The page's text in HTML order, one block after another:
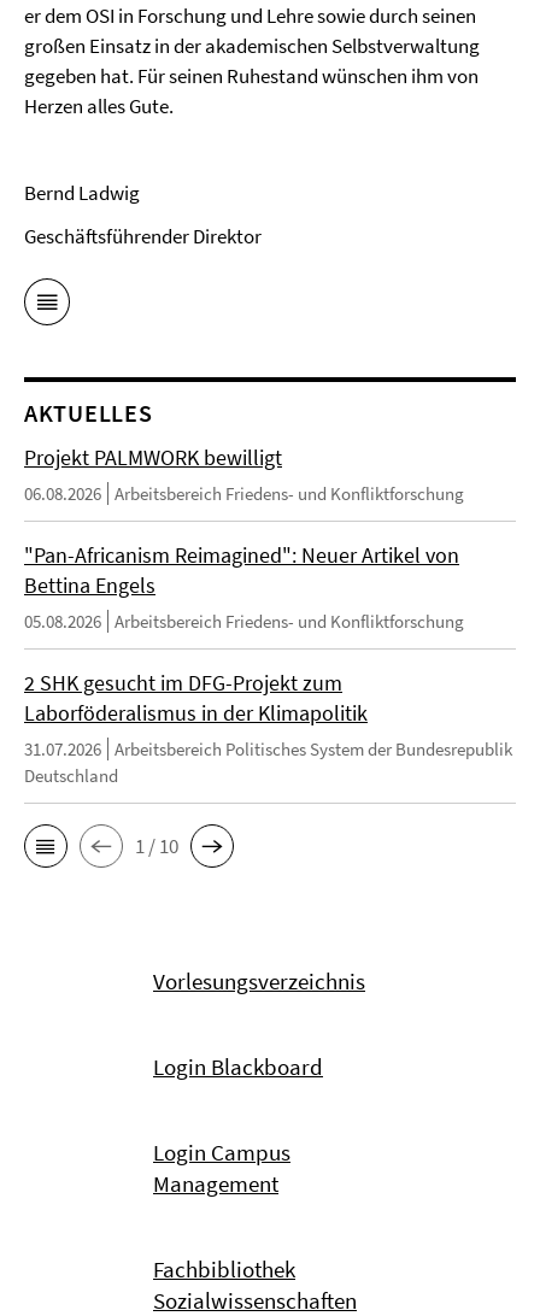
er dem OSI in Forschung und Lehre sowie durch seinen
großen Einsatz in der akademischen Selbstverwaltung
gegeben hat. Für seinen Ruhestand wünschen ihm von
Herzen alles Gute.
Bernd Ladwig
Geschäftsführender Direktor
AKTUELLES
Projekt PALMWORK bewilligt
06.08.2026 Arbeitsbereich Friedens- und Konfliktforschung
"Pan-Africanism Reimagined": Neuer Artikel von
Bettina Engels
05.08.2026 Arbeitsbereich Friedens- und Konfliktforschung
2 SHK gesucht im DFG-Projekt zum
Laborföderalismus in der Klimapolitik
31.07.2026 Arbeitsbereich Politisches System der Bundesrepublik
Deutschland
1 / 10
Vorlesungsverzeichnis
Login Blackboard
Login Campus
Management
Fachbibliothek
Sozialwissenschaften